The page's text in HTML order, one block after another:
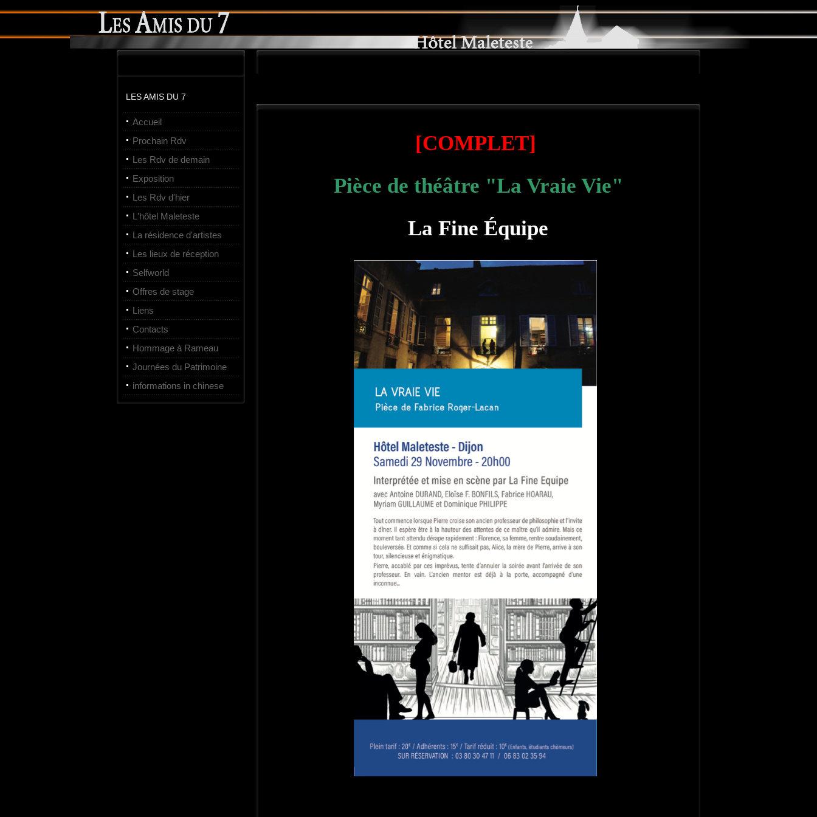
LES AMIS DU 7
Accueil
Prochain Rdv
Les Rdv de demain
Exposition
Les Rdv d'hier
L'hôtel Maleteste
La résidence d'artistes
Les lieux de réception
Selfworld
Offres de stage
Liens
Contacts
Hommage à Rameau
Journées du Patrimoine
informations in chinese
[COMPLET]
Pièce de théâtre "La Vraie Vie"
La Fine Équipe